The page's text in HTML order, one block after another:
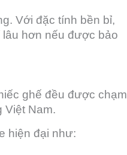
Với đặc tính bền bỉ,
hơn nếu được bảo
ghế đều được chạm
Việt Nam.
hiện đại như: